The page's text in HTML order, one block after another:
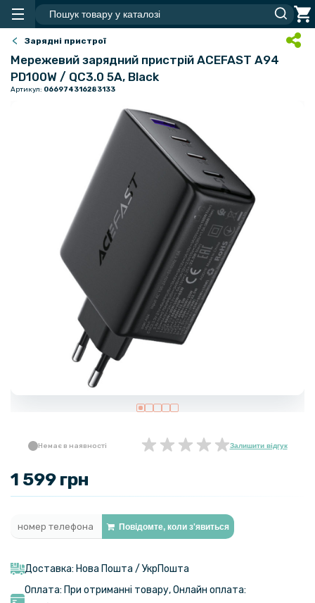
Зарядні пристрої
Мережевий зарядний пристрій ACEFAST A94
PD100W / QC3.0 5A, Black
Артикул: 066974316283133
Немає в наявності Залишити відгук
1 599 грн
Повідомте, коли з'явиться
Доставка: Нова Пошта / УкрПошта
Оплата: При отриманні товару, Онлайн оплата: